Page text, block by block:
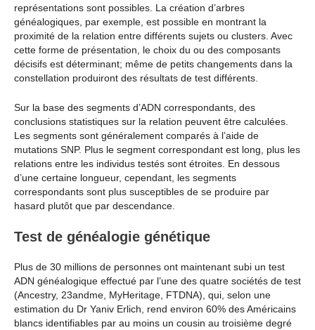
représentations sont possibles. La création d’arbres
généalogiques, par exemple, est possible en montrant la
proximité de la relation entre différents sujets ou clusters. Avec
cette forme de présentation, le choix du ou des composants
décisifs est déterminant; même de petits changements dans la
constellation produiront des résultats de test différents.
Sur la base des segments d’ADN correspondants, des
conclusions statistiques sur la relation peuvent être calculées.
Les segments sont généralement comparés à l’aide de
mutations SNP. Plus le segment correspondant est long, plus les
relations entre les individus testés sont étroites. En dessous
d’une certaine longueur, cependant, les segments
correspondants sont plus susceptibles de se produire par
hasard plutôt que par descendance.
Test de généalogie génétique
Plus de 30 millions de personnes ont maintenant subi un test
ADN généalogique effectué par l’une des quatre sociétés de test
(Ancestry, 23andme, MyHeritage, FTDNA), qui, selon une
estimation du Dr Yaniv Erlich, rend environ 60% des Américains
blancs identifiables par au moins un cousin au troisième degré